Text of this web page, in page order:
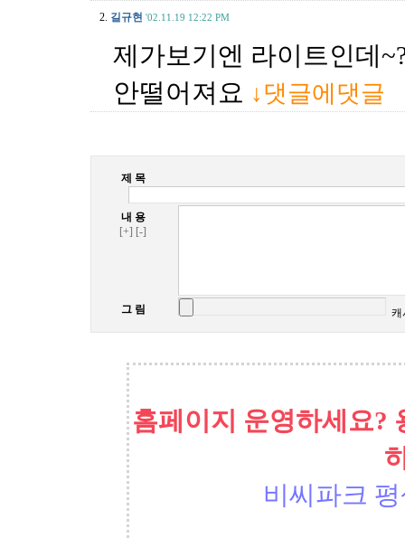
2. 길규현 '02.11.19 12:22 PM
제가보기엔 라이트인데
안떨어져요 ↓댓글에댓글
제 목
내 용
[+] [-]
그 림 캐
홈페이지 운영하세요?
비씨파크